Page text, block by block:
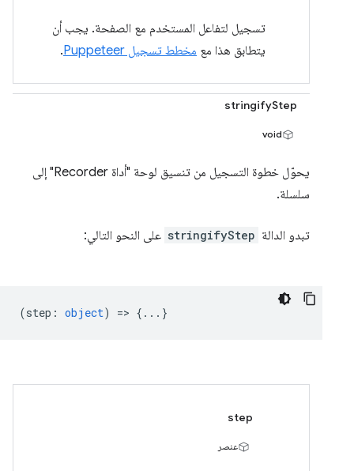
تسجيل لتفاعل المستخدم مع الصفحة. يجب أن
يتطابق هذا مع مخطط تسجيل Puppeteer .
stringifyStep
void
يحوّل خطوة التسجيل من تنسيق لوحة "أداة Recorder" إلى
سلسلة.
تبدو الدالة stringifyStep على النحو التالي:
(step : object) => {...}
step
عنصر